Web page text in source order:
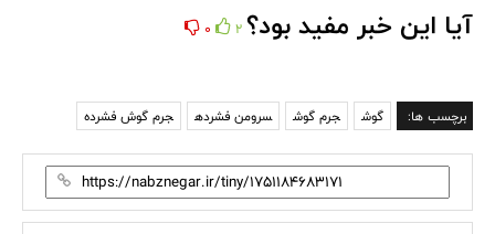
آیا این خبر مفید بود؟2
0
برچسب ها: گوش جرم گوش سرومن فشرده جرم گوش فشرده